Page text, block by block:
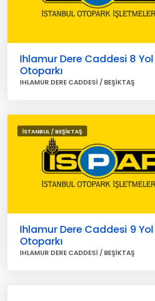
Ihlamur Dere Caddesi 8
Otoparkı
IHLAMUR DERE CADDESİ / BEŞİKTAŞ
İSTANBUL / BEŞİKTAŞ
Ihlamur Dere Caddesi 9
Otoparkı
IHLAMUR DERE CADDESİ / BEŞİKTAŞ